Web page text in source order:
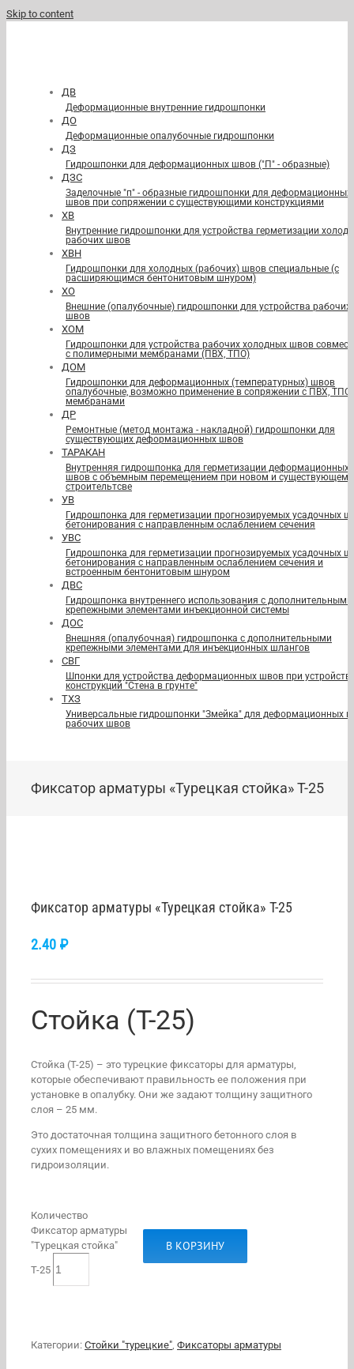
Skip to content
ДВ
Деформационные внутренние гидрошпонки
ДО
Деформационные опалубочные гидрошпонки
ДЗ
Гидрошпонки для деформационных швов ("П" - образные)
ДЗС
Заделочные "п" - образные гидрошпонки для деформационных
швов при сопряжении с существующими конструкциями
ХВ
Внутренние гидрошпонки для устройства герметизации
рабочих швов
ХВН
Гидрошпонки для холодных (рабочих) швов специальные (с
расширяющимся бентонитовым шнуром)
ХО
Внешние (опалубочные) гидрошпонки для устройства рабочих
швов
ХОМ
Гидрошпонки для устройства рабочих холодных швов
с полимерными мембранами (ПВХ, ТПО)
ДОМ
Гидрошпонки для деформационных (температурных) швов
опалубочные, возможно применение в сопряжении с ПВХ, ТПО
мембранами
ДР
Ремонтные (метод монтажа - накладной) гидрошпонки для
существующих деформационных швов
ТАРАКАН
Внутренняя гидрошпонка для герметизации деформационных
швов с объемным перемещением при новом и существующем
строительтсве
УВ
Гидрошпонка для герметизации прогнозируемых усадочных
бетонирования с направленным ослаблением сечения
УВС
Гидрошпонка для герметизации прогнозируемых усадочных
бетонирования с направленным ослаблением сечения и
встроенным бентонитовым шнуром
ДВС
Гидрошпонка внутреннего использования с дополнительными
крепежными элементами инъекционной системы
ДОС
Внешняя (опалубочная) гидрошпонка с дополнительными
крепежными элементами для инъекционных шлангов
СВГ
Шпонки для устройства деформационных швов при
конструкций "Стена в грунте"
ТХЗ
Универсальные гидрошпонки "Змейка" для деформационных и
рабочих швов
Фиксатор арматуры «Турецкая стойка» Т-25
Фиксатор арматуры «Турецкая стойка» Т-25
2.40 ₽
Стойка (Т-25)
Стойка (Т-25) – это турецкие фиксаторы для арматуры,
которые обеспечивают правильность ее положения при
установке в опалубку. Они же задают толщину защитного
слоя – 25 мм.
Это достаточная толщина защитного бетонного слоя в
сухих помещениях и во влажных помещениях без
гидроизоляции.
Количество
Фиксатор арматуры
"Турецкая стойка"
Т-25
В КОРЗИНУ
Категории: Стойки "турецкие" Фиксаторы арматуры